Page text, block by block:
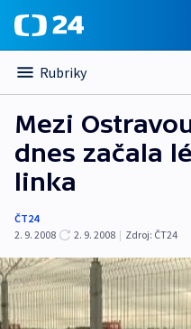
Rubriky
Mezi
dnes začala
linka
ČT24
2. 9. 2008
2. 9. 2008 | Zdroj: ČT24